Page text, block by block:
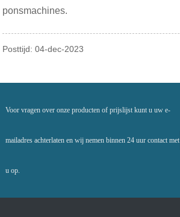
ponsmachines.
Posttijd: 04-dec-2023
Voor vragen over onze producten of prijslijst kunt u uw e-
mailadres achterlaten en wij nemen binnen 24 uur contact met
u op.